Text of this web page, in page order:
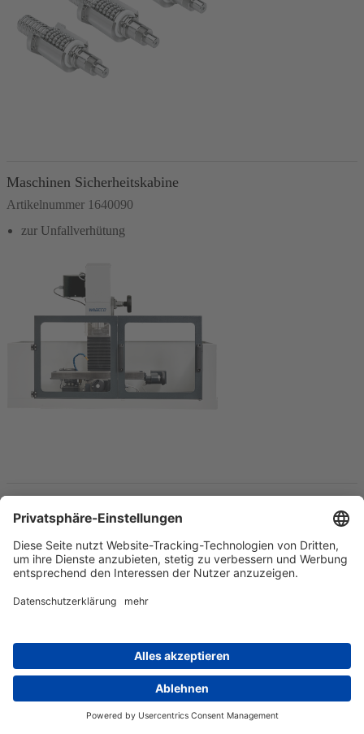
Maschinen Sicherheitskabine
Artikelnummer 1640090
zur Unfallverhütung
Artikelnummer 1140085
zur Ansteuerung der 4. Achse
passend zu
CNC Fräsmaschinen mit nccad PROFI und Maschinen
Sicherheitskabine